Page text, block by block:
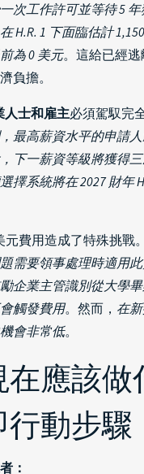
次工作許可並等待 5
H.R. 1 下面臨估計
為 0 美元。這給已經
負擔。
人士和雇主必須駕馭完
最高薪資水平的申請
下一薪資等級將獲得
擇系統將在 2027 財年
元費用造成了特殊挑戰。
需要領事處理時適用
企業主管識別從大學畢
觸發費用。然而， 在
會非常低。
應該做
行動步驟
：